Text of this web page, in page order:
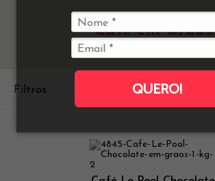
QUERO!
Café em Grãos
Filtros Ordenar